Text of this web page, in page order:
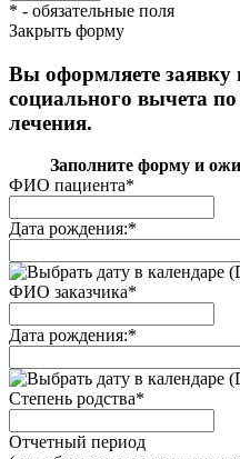
* - обязательные поля
Закрыть форму
Вы оформляете заявку
социального вычета
лечения.
Заполните форму и
ФИО пациента*
Дата рождения:*
ФИО заказчика*
Дата рождения:*
Степень родства*
Отчетный период